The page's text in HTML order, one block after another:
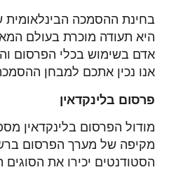
היא תעודה מוכרת בעולם
אדם בשימוש בכלי הפרסום
אנו נכין אתכם למבחן
פרסום בלינקדאין
מודול הפרסום בלינקדאין
מקיפה של מערך הפרסום ברשת
הסטודנטים יכירו את הסוגים